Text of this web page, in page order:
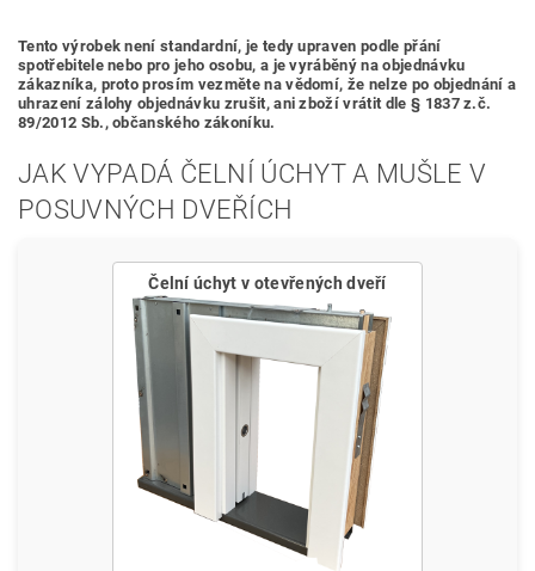
Tento výrobek není standardní, je tedy upraven podle přání
spotřebitele nebo pro jeho osobu, a je vyráběný na objednávku
zákazníka, proto prosím vezměte na vědomí, že nelze po objednání a
uhrazení zálohy objednávku zrušit, ani zboží vrátit dle § 1837 z.č.
89/2012 Sb., občanského zákoníku.
JAK VYPADÁ ČELNÍ ÚCHYT A MUŠLE V
POSUVNÝCH DVEŘÍCH
Čelní úchyt v otevřených dveří